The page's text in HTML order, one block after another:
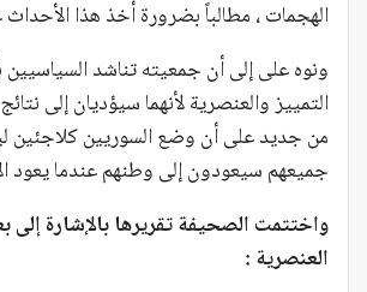
الهجمات ، مطالباً بضرورة أخذ هذا
ونوه على إلى أن جمعيته تناشد السياسيين
التمييز والعنصرية لأنهما سيؤديان إلى
من جديد على أن وضع السوريين كلاجئين
جميعهم سيعودون إلى وطنهم عندما يعود
واختتمت الصحيفة تقريرها بالإشارة
العنصرية :